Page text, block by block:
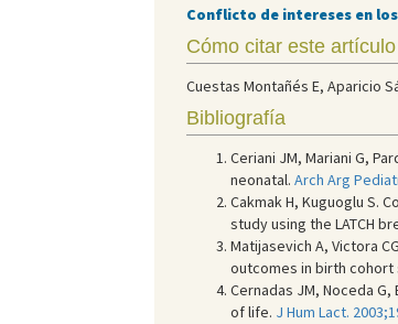
Conflicto de intereses en
Cómo citar este artículo
Cuestas Montañés E, Aparicio
Bibliografía
Ceriani JM, Mariani G,
neonatal. Arch Arg
Cakmak H, Kuguoglu S.
study using the LATCH
Matijasevich A, Victora
outcomes in birth cohort
Cernadas JM, Noceda
of life. J Hum Lact.